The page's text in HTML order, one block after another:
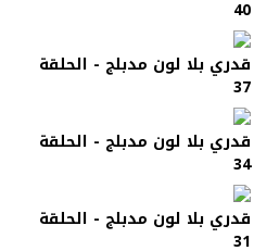
40
قدري بلا لون مدبلج - الحلقة
37
قدري بلا لون مدبلج - الحلقة
34
قدري بلا لون مدبلج - الحلقة
31